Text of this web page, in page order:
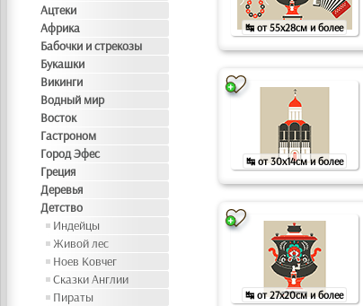
Ацтеки
Африка
Бабочки и стрекозы
Букашки
Викинги
Водный мир
Восток
Гастроном
Город Эфес
Греция
Деревья
Детство
Индейцы
Живой лес
Ноев Ковчег
Сказки Англии
Пираты
↹ от 55x28см и более
↹ от 30x14см и более
↹ от 27x20см и более